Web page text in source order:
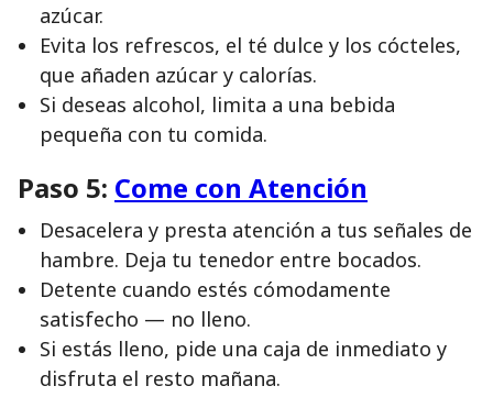
azúcar.
Evita los refrescos, el té dulce y los cócteles,
que añaden azúcar y calorías.
Si deseas alcohol, limita a una bebida
pequeña con tu comida.
Paso 5: Come con Atención
Desacelera y presta atención a tus señales de
hambre. Deja tu tenedor entre bocados.
Detente cuando estés cómodamente
satisfecho — no lleno.
Si estás lleno, pide una caja de inmediato y
disfruta el resto mañana.